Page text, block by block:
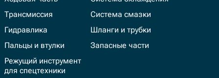
Трансмиссия
Гидравлика
Пальцы и втулки
Режущий инструмент
для спецтехники
Система смазки
Шланги и трубки
Запасные части